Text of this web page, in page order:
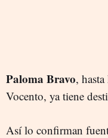
Paloma Bravo,
Vocento, ya tiene
Así lo confirman